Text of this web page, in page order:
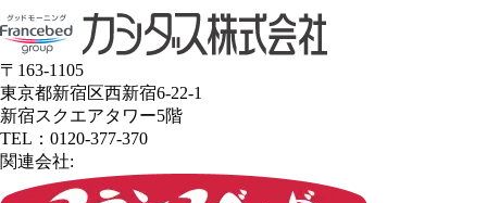
〒163-1105
東京都新宿区西新宿6-22-1
新宿スクエアタワー5階
TEL：0120-377-370
関連会社: